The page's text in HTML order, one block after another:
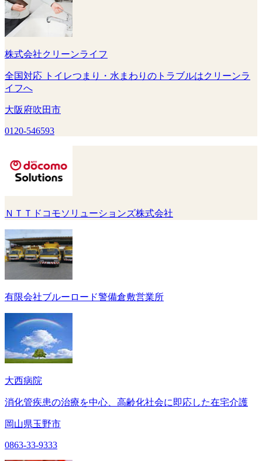
株式会社クリーンライフ
全国対応 トイレつまり・水まわりのトラブルはクリーンラ
イフへ
大阪府吹田市
0120-546593
ＮＴＴドコモソリューションズ株式会社
有限会社ブルーロード警備倉敷営業所
大西病院
消化管疾患の治療を中心、高齢化社会に即応した在宅介護
岡山県玉野市
0863-33-9333